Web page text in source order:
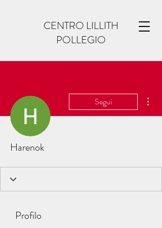
CENTRO LILLITH
POLLEGIO
Segui
Harenok
Profilo